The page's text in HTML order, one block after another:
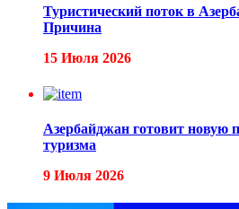
Туристический поток в
Причина
15 Июля 2026
Азербайджан готовит новую
туризма
9 Июля 2026